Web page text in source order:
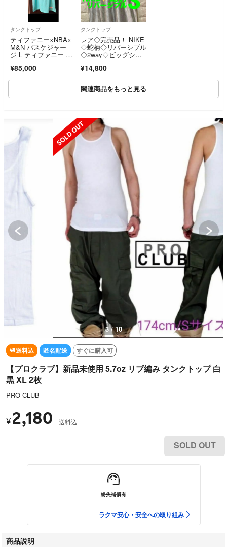
タンクトップ
ティファニー×NBA×
M&N バスケジャー
ジ L ティファニー タ
¥85,000
タンクトップ
レア◇完売品！ NIKE
◇蛇柄◇リバーシブル
◇2way◇ビッグシル
ンクトップ メンズS
¥14,800
関連商品をもっと見る
SOLD OUT
3 / 10
送料込 匿名配送 すぐに購入可
【プロクラブ】新品未使用 5.7oz リブ編み タンクトップ 白
黒 XL 2枚
PRO CLUB
¥ 2,180 送料込
SOLD OUT
紛失補償有
ラクマ安心・安全への取り組み
商品説明